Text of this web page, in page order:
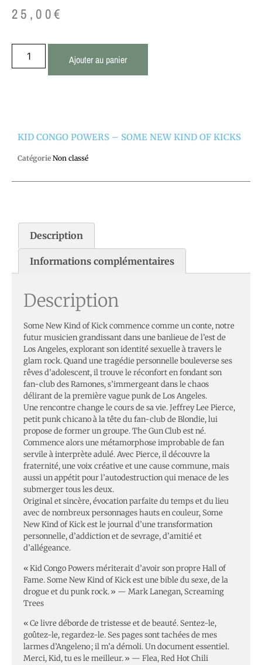
25,00€
Ajouter au panier
KID CONGO POWERS – SOME NEW KIND OF KICKS
Catégorie Non classé
Description
Informations complémentaires
Description
Some New Kind of Kick commence comme un conte, notre
futur musicien grandissant dans une banlieue de l’est de
Los Angeles, explorant son identité sexuelle à travers le
glam rock. Quand une tragédie personnelle bouleverse ses
rêves d’adolescent, il trouve le réconfort en fondant son
fan-club des Ramones, s’immergeant dans le chaos
délirant de la première vague punk de Los Angeles.
Une rencontre change le cours de sa vie. Jeffrey Lee Pierce,
petit punk chicano à la tête du fan-club de Blondie, lui
propose de former un groupe. The Gun Club est né.
Commence alors une métamorphose improbable de fan
servile à interprète adulé. Avec Pierce, il découvre la
fraternité, une voix créative et une cause commune, mais
aussi un appétit pour l’autodestruction qui menace de les
submerger tous les deux.
Original et sincère, évocation parfaite du temps et du lieu
avec de nombreux personnages hauts en couleur, Some
New Kind of Kick est le journal d’une transformation
personnelle, d’addiction et de sevrage, d’amitié et
d’allégeance.
« Kid Congo Powers mériterait d’avoir son propre Hall of
Fame. Some New Kind of Kick est une bible du sexe, de la
drogue et du punk rock. » — Mark Lanegan, Screaming
Trees
« Ce livre déborde de tristesse et de beauté. Sentez-le,
goûtez-le, regardez-le. Ses pages sont tachées de mes
larmes d’Angeleno ; il m’a démoli. Un document essentiel.
Merci, Kid, tu es le meilleur. » — Flea, Red Hot Chili